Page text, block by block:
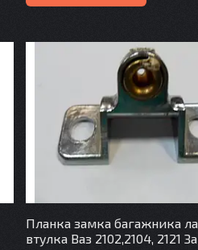
Планка замка багажника
втулка Ваз 2102,2104, 2121